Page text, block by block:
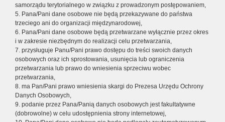
samorządu terytorialnego w związku z prowadzonym postępowaniem,
5. Pana/Pani dane osobowe nie będą przekazywane do państwa
trzeciego ani do organizacji międzynarodowej,
6. Pana/Pani dane osobowe będą przetwarzane wyłącznie przez okres
i w zakresie niezbędnym do realizacji celu przetwarzania,
7. przysługuje Panu/Pani prawo dostępu do treści swoich danych
osobowych oraz ich sprostowania, usunięcia lub ograniczenia
przetwarzania lub prawo do wniesienia sprzeciwu wobec
przetwarzania,
8. ma Pan/Pani prawo wniesienia skargi do Prezesa Urzędu Ochrony
Danych Osobowych,
9. podanie przez Pana/Panią danych osobowych jest fakultatywne
(dobrowolne) w celu udostępnienia strony internetowej,